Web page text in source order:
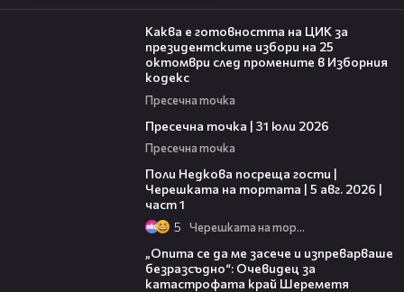
14:16
Каква е готовността на ЦИК за
президентските избори на 25
октомври след промените в Изборния
кодекс
Пресечна точка
Пресечна точка | 31 юли 2026
Пресечна точка
Поли Недкова посреща гости |
Черешката на тортата | 5 авг. 2026 |
част 1
5 Черешката на тортата
„Опита се да ме засече и изпреварваше
безразсъдно“: Очевидец за
катастрофата край Шереметя